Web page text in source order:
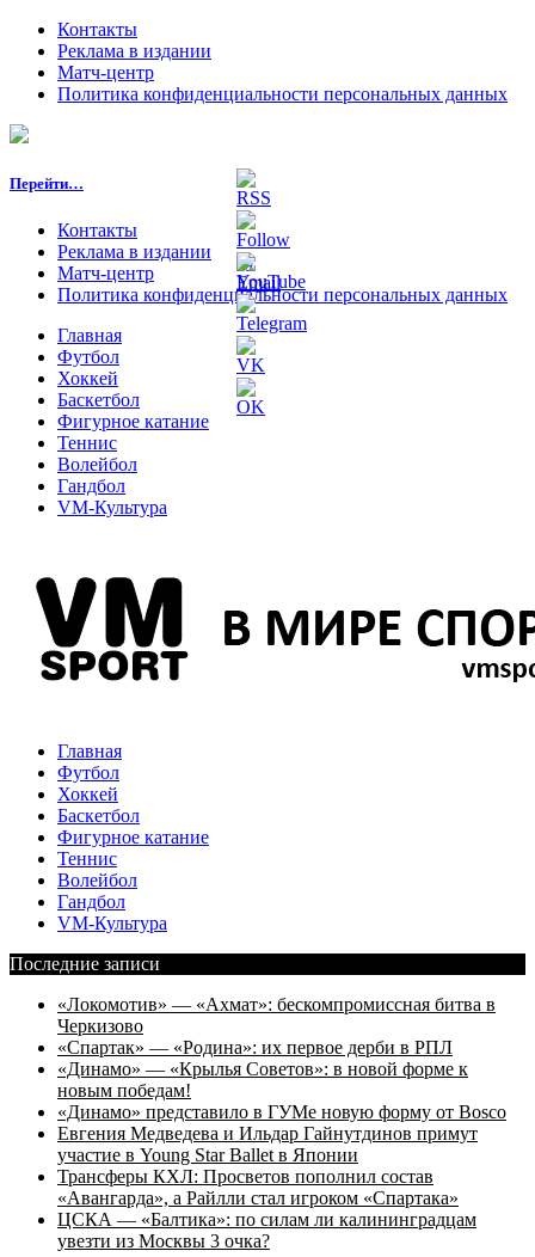
Контакты
Реклама в издании
Матч-центр
Политика конфиденциальности персональных данных
Перейти…
Контакты
Реклама в издании
Матч-центр
Политика конфиденциальности персональных данных
Главная
Футбол
Хоккей
Баскетбол
Фигурное катание
Теннис
Волейбол
Гандбол
VM-Культура
Главная
Футбол
Хоккей
Баскетбол
Фигурное катание
Теннис
Волейбол
Гандбол
VM-Культура
Последние записи
«Локомотив» — «Ахмат»: бескомпромиссная битва в
Черкизово
«Спартак» — «Родина»: их первое дерби в РПЛ
«Динамо» — «Крылья Советов»: в новой форме к
новым победам!
«Динамо» представило в ГУМе новую форму от Bosco
Евгения Медведева и Ильдар Гайнутдинов примут
участие в Young Star Ballet в Японии
Трансферы КХЛ: Просветов пополнил состав
«Авангарда», а Райлли стал игроком «Спартака»
ЦСКА — «Балтика»: по силам ли калининградцам
увезти из Москвы 3 очка?